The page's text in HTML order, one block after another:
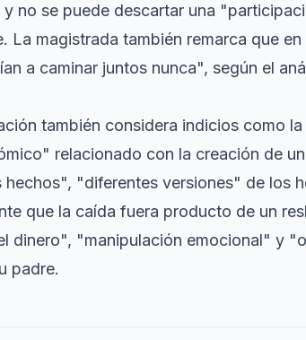
no se puede descartar una
La magistrada también remarca que
a caminar juntos nunca", según el
también considera indicios como
relacionado con la creación de
hechos", "diferentes versiones" de los
que la caída fuera producto de un
dinero", "manipulación emocional" y
padre.